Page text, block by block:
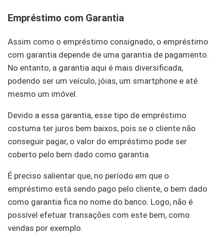
Empréstimo com Garantia
Assim como o empréstimo consignado, o empréstimo
com garantia depende de uma garantia de pagamento.
No entanto, a garantia aqui é mais diversificada,
podendo ser um veículo, jóias, um smartphone e até
mesmo um imóvel.
Devido a essa garantia, esse tipo de empréstimo
costuma ter juros bem baixos, pois se o cliente não
conseguir pagar, o valor do empréstimo pode ser
coberto pelo bem dado como garantia.
É preciso salientar que, no período em que o
empréstimo está sendo pago pelo cliente, o bem dado
como garantia fica no nome do banco. Logo, não é
possível efetuar transações com este bem, como
vendas por exemplo.